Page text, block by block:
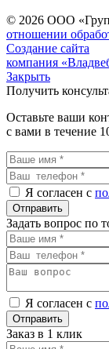
© 2026 ООО
отношении
Создание сайта
компания
Закрыть
Получить
Оставьте ваши
с вами в течение
Я согласен с
Задать вопрос по
Я согласен с
Заказ в 1 клик